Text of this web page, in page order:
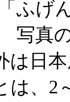
「ふげ
写真
は日
、2